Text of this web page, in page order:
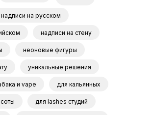
надписи на русском
надписи на стену
неоновые фигуры
уникальные решения
и vape для кальянных
для lashes студий